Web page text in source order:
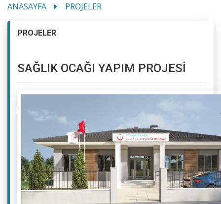
ANASAYFA PROJELER
PROJELER
SAĞLIK OCAĞI YAPIM PROJESİ